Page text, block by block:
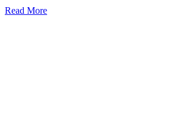
Read More